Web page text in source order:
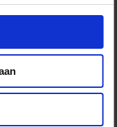
voor